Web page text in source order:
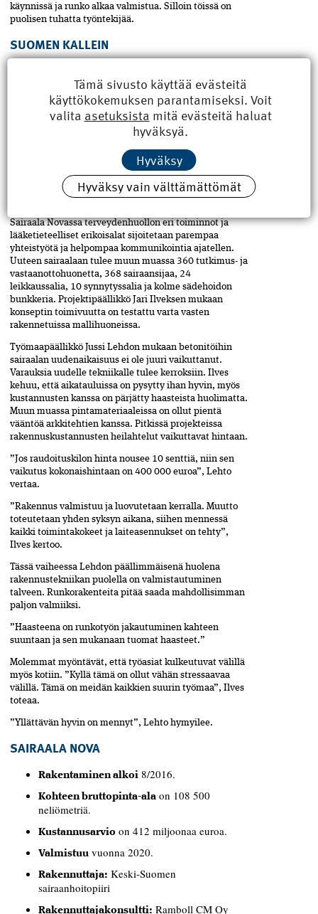
käynnissä ja runko alkaa valmistua. Silloin töissä on
puolisen tuhatta työntekijää.
SUOMEN KALLEIN
on ainut Suomessa rakennettava täysin uusi sairaala.
Sen tärkein etu on se, että kaikki voidaan suunnitella
alusta pitäen järkevästi.
Kun nykyisessä sairaalassa toiminnot ovat hajautuneet
yhdeksään erilliseen rakennukseen, Arkkitehtitoimisto
JKMM Oy:n suunnittelemassa uudessa sairaalassa
kaikki saadaan kompaktisti yhteen. Uusi sairaala
koostuu kuudesta lohkosta, jotka ovat kiinni
pääkäytävässä kuin kylkiluut selkärangassa.
Sairaala Novassa terveydenhuollon eri toiminnot ja
lääketieteelliset erikoisalat sijoitetaan parempaa
yhteistyötä ja helpompaa kommunikointia ajatellen.
Uuteen sairaalaan tulee muun muassa 360 tutkimus- ja
vastaanottohuonetta, 368 sairaansijaa, 24
leikkaussalia, 10 synnytyssalia ja kolme sädehoidon
bunkkeria. Projektipäällikkö Jari Ilveksen mukaan
konseptin toimivuutta on testattu varta vasten
rakennetuissa mallihuoneissa.
Työmaapäällikkö Jussi Lehdon mukaan betonitöihin
sairaalan uudenaikaisuus ei ole juuri vaikuttanut.
Varauksia uudelle tekniikalle tulee kerroksiin. Ilves
kehuu, että aikatauluissa on pysytty ihan hyvin, myös
kustannusten kanssa on pärjätty haasteista huolimatta.
Muun muassa pintamateriaaleissa on ollut pientä
vääntöä arkkitehtien kanssa. Pitkissä projekteissa
rakennuskustannusten heilahtelut vaikuttavat hintaan.
”Jos raudoituskilon hinta nousee 10 senttiä, niin sen
vaikutus kokonaishintaan on 400 000 euroa”, Lehto
vertaa.
”Rakennus valmistuu ja luovutetaan kerralla. Muutto
toteutetaan yhden syksyn aikana, siihen mennessä
kaikki toimintakokeet ja laiteasennukset on tehty”,
Ilves kertoo.
Tässä vaiheessa Lehdon päällimmäisenä huolena
rakennustekniikan puolella on valmistautuminen
talveen. Runkorakenteita pitää saada mahdollisimman
paljon valmiiksi.
”Haasteena on runkotyön jakautuminen kahteen
suuntaan ja sen mukanaan tuomat haasteet.”
Molemmat myöntävät, että työasiat kulkeutuvat välillä
myös kotiin. ”Kyllä tämä on ollut vähän stressaavaa
välillä. Tämä on meidän kaikkien suurin työmaa”, Ilves
toteaa.
”Yllättävän hyvin on mennyt”, Lehto hymyilee.
SAIRAALA NOVA
Rakentaminen alkoi 8/2016.
Kohteen bruttopinta-ala on 108 500
neliömetriä.
Kustannusarvio on 412 miljoonaa euroa.
Valmistuu vuonna 2020.
Rakennuttaja: Keski-Suomen
sairaanhoitopiiri
Rakennuttajakonsultti: Ramboll CM Oy
Tämä sivusto käyttää evästeitä
käyttökokemuksen parantamiseksi. Voit
valita asetuksista mitä evästeitä haluat
hyväksyä.
Hyväksy
Hyväksy vain välttämättömät